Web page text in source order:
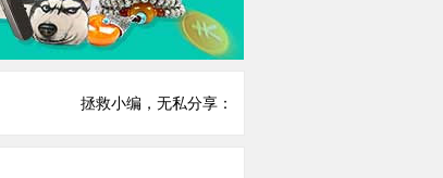
拯救小编，无私分享：